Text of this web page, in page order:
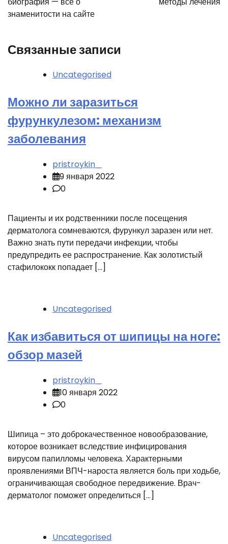
знаменитости на сайте
Связанные записи
Uncategorised
Можно ли заразиться
фурункулезом: механизм
заболевания
pristroykin_
9 января 2022
0
Пациенты и их родственники после посещения
дерматолога сомневаются, фурункул заразен или нет.
Важно знать пути передачи инфекции, чтобы
предупредить ее распространение. Как золотистый
стафилококк попадает […]
Uncategorised
Как избавиться от шипицы на ноге:
обзор мазей
pristroykin_
10 января 2022
0
Шипица – это доброкачественное новообразование,
которое возникает вследствие инфицирования
вирусом папилломы человека. Характерными
проявлениями ВПЧ-нароста является боль при ходьбе,
ограничивающая свободное передвижение. Врач-
дерматолог поможет определиться […]
Uncategorised